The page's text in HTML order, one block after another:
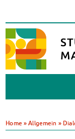
BAföG beantragen
BAföG-FAQs
Home »Allgemein »